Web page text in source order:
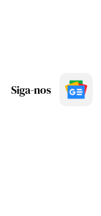
Siga-nos